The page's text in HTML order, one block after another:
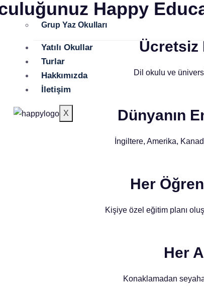
Grup Yaz Okulları
Yatılı Okullar
Turlar
Hakkımızda
İletişim
X
Happy
Ücretsiz
Dil okulu ve
Dünyanın
İngiltere, Amerika,
Her
Kişiye özel eğitim planı
Her
Konaklamadan